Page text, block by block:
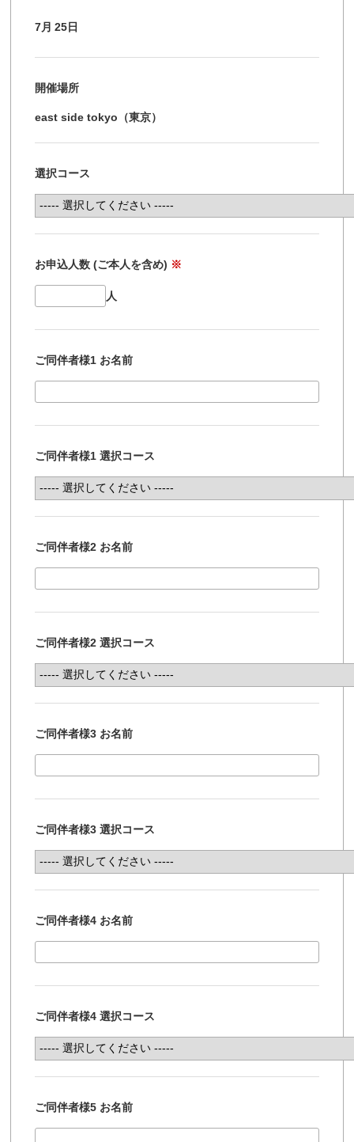
7月 25日
開催場所
east side tokyo（東京）
選択コース
お申込人数 (ご本人を含め) ※
人
ご同伴者様1 お名前
ご同伴者様1 選択コース
ご同伴者様2 お名前
ご同伴者様2 選択コース
ご同伴者様3 お名前
ご同伴者様3 選択コース
ご同伴者様4 お名前
ご同伴者様4 選択コース
ご同伴者様5 お名前